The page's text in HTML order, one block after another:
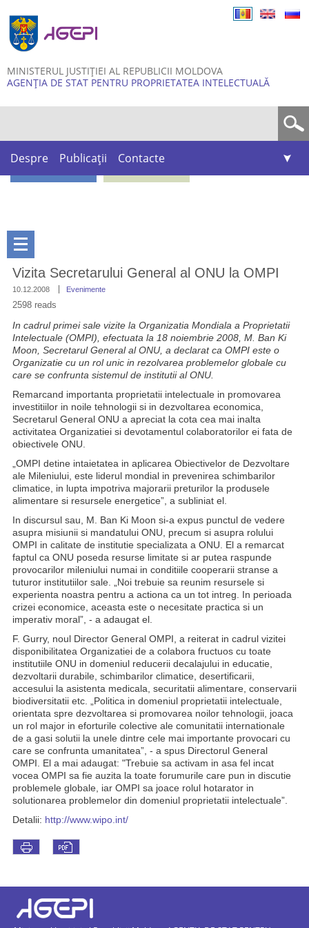
MINISTERUL JUSTIȚIEI AL REPUBLICII MOLDOVA
AGENȚIA DE STAT PENTRU PROPRIETATEA INTELECTUALĂ
Despre Publicații Contacte
Vizita Secretarului General al ONU la OMPI
10.12.2008 Evenimente
In cadrul primei sale vizite la Organizatia Mondiala a Proprietatii
Intelectuale (OMPI), efectuata la 18 noiembrie 2008, M. Ban Ki
Moon, Secretarul General al ONU, a declarat ca OMPI este o
Organizatie cu un rol unic in rezolvarea problemelor globale cu
care se confrunta sistemul de institutii al ONU.
Remarcand importanta proprietatii intelectuale in promovarea
investitiilor in noile tehnologii si in dezvoltarea economica,
Secretarul General ONU a apreciat la cota cea mai inalta
activitatea Organizatiei si devotamentul colaboratorilor ei fata de
obiectivele ONU.
„OMPI detine intaietatea in aplicarea Obiectivelor de Dezvoltare
ale Mileniului, este liderul mondial in prevenirea schimbarilor
climatice, in lupta impotriva majorarii preturilor la produsele
alimentare si resursele energetice”, a subliniat el.
In discursul sau, M. Ban Ki Moon si-a expus punctul de vedere
asupra misiunii si mandatului ONU, precum si asupra rolului
OMPI in calitate de institutie specializata a ONU. El a remarcat
faptul ca ONU poseda resurse limitate si ar putea raspunde
provocarilor mileniului numai in conditiile cooperarii stranse a
tuturor institutiilor sale. „Noi trebuie sa reunim resursele si
experienta noastra pentru a actiona ca un tot intreg. In perioada
crizei economice, aceasta este o necesitate practica si un
imperativ moral”, - a adaugat el.
F. Gurry, noul Director General OMPI, a reiterat in cadrul vizitei
disponibilitatea Organizatiei de a colabora fructuos cu toate
institutiile ONU in domeniul reducerii decalajului in educatie,
dezvoltarii durabile, schimbarilor climatice, desertificarii,
accesului la asistenta medicala, securitatii alimentare, conservarii
biodiversitatii etc. „Politica in domeniul proprietatii intelectuale,
orientata spre dezvoltarea si promovarea noilor tehnologii, joaca
un rol major in eforturile colective ale comunitatii internationale
de a gasi solutii la unele dintre cele mai importante provocari cu
care se confrunta umanitatea”, - a spus Directorul General
OMPI. El a mai adaugat: "Trebuie sa activam in asa fel incat
vocea OMPI sa fie auzita la toate forumurile care pun in discutie
problemele globale, iar OMPI sa joace rolul hotarator in
solutionarea problemelor din domeniul proprietatii intelectuale”.
Detalii: http://www.wipo.int/
2598 reads